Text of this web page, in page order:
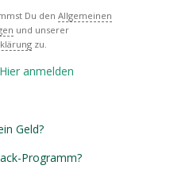
Du den Allgemeinen
und unserer
zu.
Hier anmelden
Geld?
Programm?